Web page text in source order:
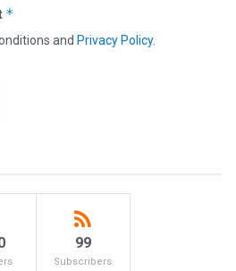
*
and Privacy Policy.
99
Subscribers